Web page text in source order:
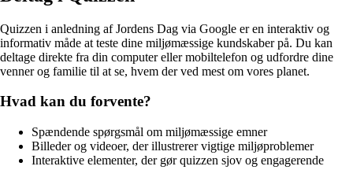
Quizzen i anledning af Jordens Dag via Google er en interaktiv og
informativ måde at teste dine miljømæssige kundskaber på. Du kan
deltage direkte fra din computer eller mobiltelefon og udfordre dine
venner og familie til at se, hvem der ved mest om vores planet.
Hvad kan du forvente?
Spændende spørgsmål om miljømæssige emner
Billeder og videoer, der illustrerer vigtige miljøproblemer
Interaktive elementer, der gør quizzen sjov og engagerende